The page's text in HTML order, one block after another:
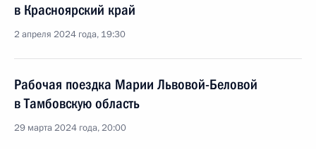
в Красноярский край
2 апреля 2024 года, 19:30
Рабочая поездка Марии Львовой-Беловой
в Тамбовскую область
29 марта 2024 года, 20:00